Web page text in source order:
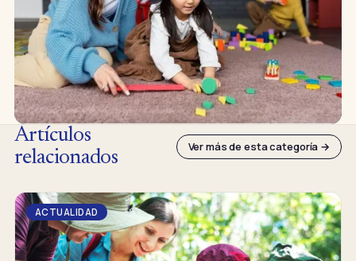
Artículos
relacionados
Ver más de esta categoría →
ACTUALIDAD